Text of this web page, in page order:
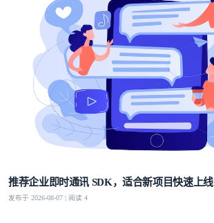
推荐企业即时通讯 SDK，适合新项目快速上线
发布于 2026-08-07 | 阅读 4